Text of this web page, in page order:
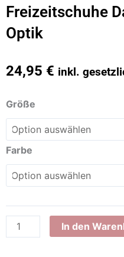
Freizeitschuhe
Optik
24,95 € inkl.
Größe
Farbe
Siebi's
ELBA
Flip
Badeschuh
und
Freizeitschuhe
Zehentrenner
mit
Kork-
In den